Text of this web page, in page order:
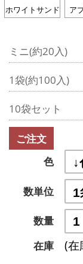
ホワイトサンド ア
ミニ(約20入)
1袋(約100入)
10袋セット
ご注文
色
数単位
数量
在庫
(在